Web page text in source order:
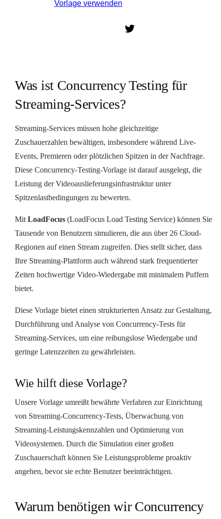
Vorlage verwenden
Was ist Concurrency Testing für
Streaming-Services?
Streaming-Services müssen hohe gleichzeitige
Zuschauerzahlen bewältigen, insbesondere während Live-
Events, Premieren oder plötzlichen Spitzen in der Nachfrage.
Diese Concurrency-Testing-Vorlage ist darauf ausgelegt, die
Leistung der Videoauslieferungsinfrastruktur unter
Spitzenlastbedingungen zu bewerten.
Mit LoadFocus (LoadFocus Load Testing Service) können Sie
Tausende von Benutzern simulieren, die aus über 26 Cloud-
Regionen auf einen Stream zugreifen. Dies stellt sicher, dass
Ihre Streaming-Plattform auch während stark frequentierter
Zeiten hochwertige Video-Wiedergabe mit minimalem Puffern
bietet.
Diese Vorlage bietet einen strukturierten Ansatz zur Gestaltung,
Durchführung und Analyse von Concurrency-Tests für
Streaming-Services, um eine reibungslose Wiedergabe und
geringe Latenzzeiten zu gewährleisten.
Wie hilft diese Vorlage?
Unsere Vorlage umreißt bewährte Verfahren zur Einrichtung
von Streaming-Concurrency-Tests, Überwachung von
Streaming-Leistungskennzahlen und Optimierung von
Videosystemen. Durch die Simulation einer großen
Zuschauerschaft können Sie Leistungsprobleme proaktiv
angehen, bevor sie echte Benutzer beeinträchtigen.
Warum benötigen wir Concurrency